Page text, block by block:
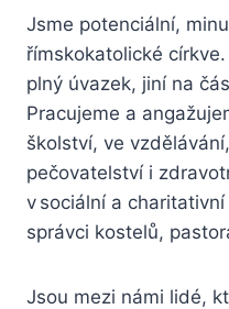
Jsme potenciální,
římskokatolické
plný úvazek, jiní na
Pracujeme a
školství, ve
pečovatelství i
v sociální a
správci kostelů,
Jsou mezi námi lidé,